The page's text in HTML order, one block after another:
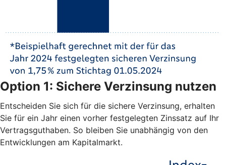
Option 1: Sichere Verzinsung nutzen
Entscheiden Sie sich für die sichere Verzinsung, erhalten
Sie für ein Jahr einen vorher festgelegten Zinssatz auf Ihr
Vertragsguthaben. So bleiben Sie unabhängig von den
Entwicklungen am Kapitalmarkt.